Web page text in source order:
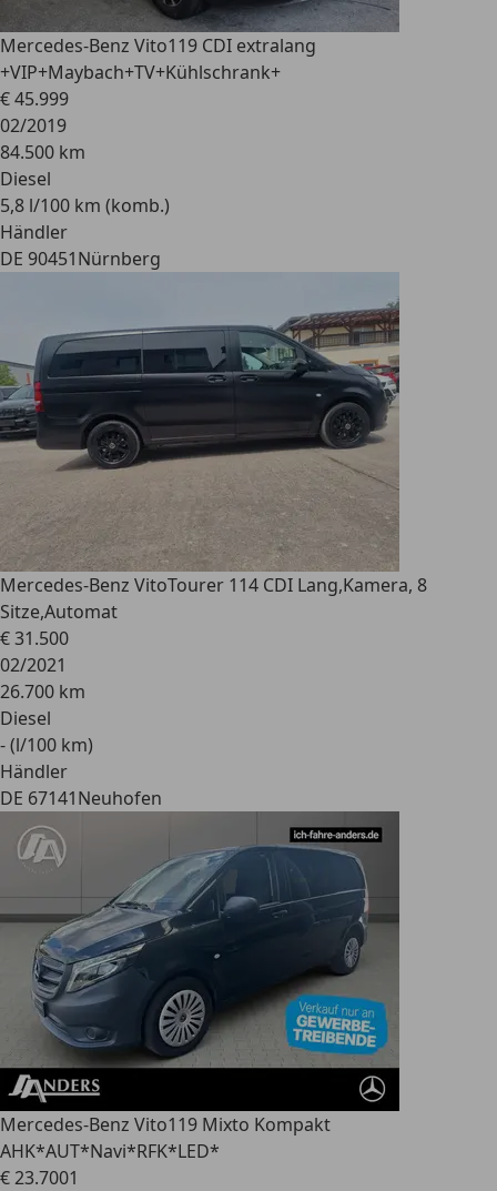
Mercedes-Benz Vito119 CDI extralang
+VIP+Maybach+TV+Kühlschrank+
€ 45.999
02/2019
84.500 km
Diesel
5,8 l/100 km (komb.)
Händler
DE 90451Nürnberg
Mercedes-Benz VitoTourer 114 CDI Lang,Kamera, 8
Sitze,Automat
€ 31.500
02/2021
26.700 km
Diesel
- (l/100 km)
Händler
DE 67141Neuhofen
Mercedes-Benz Vito119 Mixto Kompakt
AHK*AUT*Navi*RFK*LED*
€ 23.7001